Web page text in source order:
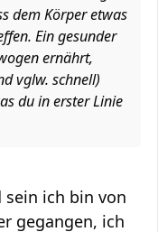
dem Körper etwas
Ein gesunder
ernährt,
vglw. schnell)
du in erster Linie
sein ich bin von
gegangen, ich